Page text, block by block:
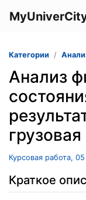
Категории
Анализ
Курсовая работа,
Краткое